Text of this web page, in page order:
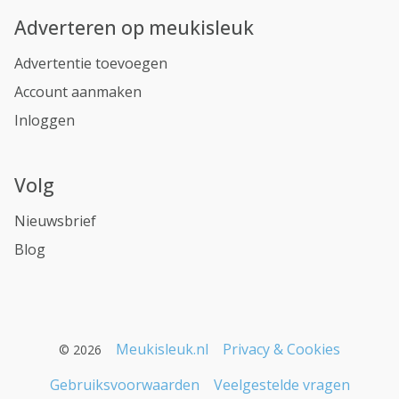
Adverteren op meukisleuk
Advertentie toevoegen
Account aanmaken
Inloggen
Volg
Nieuwsbrief
Blog
© 2026 Meukisleuk.nl
Privacy & Cookies
Gebruiksvoorwaarden
Veelgestelde vragen